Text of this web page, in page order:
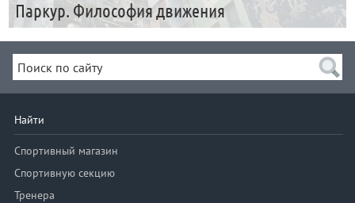
Паркур. Философия движения
Найти
Спортивный магазин
Спортивную секцию
Тренера